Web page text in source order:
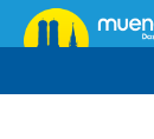
Überspringen
zum